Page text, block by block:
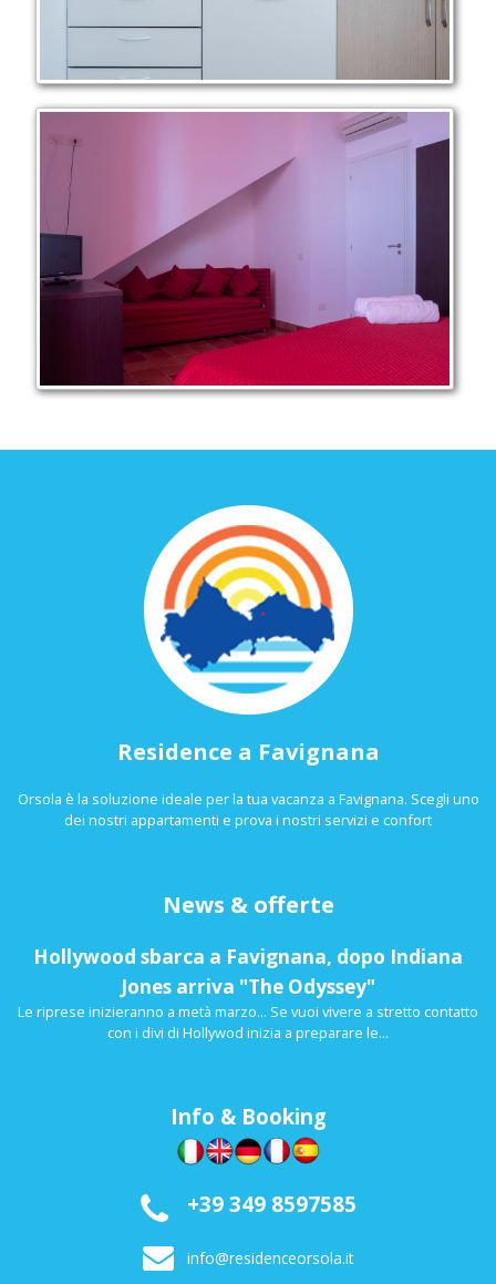
Residence a Favignana
Orsola è la soluzione ideale per la tua vacanza a Favignana. Scegli uno
dei nostri appartamenti e prova i nostri servizi e confort
News & offerte
Hollywood sbarca a Favignana, dopo Indiana
Jones arriva "The Odyssey"
Le riprese inizieranno a metà marzo... Se vuoi vivere a stretto contatto
con i divi di Hollywod inizia a preparare le...
Info & Booking
+39 349 8597585
info@residenceorsola.it